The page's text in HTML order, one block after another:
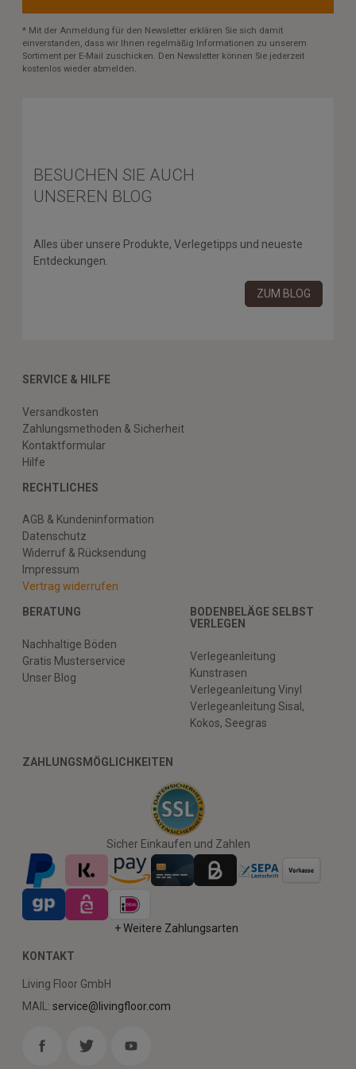
* Mit der Anmeldung für den Newsletter erklären Sie sich damit
einverstanden, dass wir Ihnen regelmäßig Informationen zu unserem
Sortiment per E-Mail zuschicken. Den Newsletter können Sie jederzeit
kostenlos wieder abmelden.
BESUCHEN SIE AUCH
UNSEREN BLOG
Alles über unsere Produkte, Verlegetipps und neueste
Entdeckungen.
ZUM BLOG
SERVICE & HILFE
Versandkosten
Zahlungsmethoden & Sicherheit
Kontaktformular
Hilfe
RECHTLICHES
AGB & Kundeninformation
Datenschutz
Widerruf & Rücksendung
Impressum
Vertrag widerrufen
BERATUNG
Nachhaltige Böden
Gratis Musterservice
Unser Blog
BODENBELÄGE SELBST
VERLEGEN
Verlegeanleitung
Kunstrasen
Verlegeanleitung Vinyl
Verlegeanleitung Sisal,
Kokos, Seegras
ZAHLUNGSMÖGLICHKEITEN
Sicher Einkaufen und Zahlen
+ Weitere Zahlungsarten
KONTAKT
Living Floor GmbH
MAIL: service@livingfloor.com